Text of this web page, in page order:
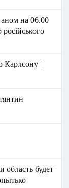
на 06.00
Карлсону |
область будет